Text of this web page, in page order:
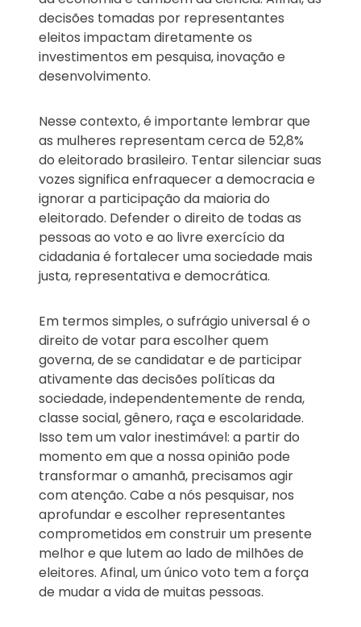
decisões tomadas por representantes
eleitos impactam diretamente os
investimentos em pesquisa, inovação e
desenvolvimento.
Nesse contexto, é importante lembrar que
as mulheres representam cerca de 52,8%
do eleitorado brasileiro. Tentar silenciar suas
vozes significa enfraquecer a democracia e
ignorar a participação da maioria do
eleitorado. Defender o direito de todas as
pessoas ao voto e ao livre exercício da
cidadania é fortalecer uma sociedade mais
justa, representativa e democrática.
Em termos simples, o sufrágio universal é o
direito de votar para escolher quem
governa, de se candidatar e de participar
ativamente das decisões políticas da
sociedade, independentemente de renda,
classe social, gênero, raça e escolaridade.
Isso tem um valor inestimável: a partir do
momento em que a nossa opinião pode
transformar o amanhã, precisamos agir
com atenção. Cabe a nós pesquisar, nos
aprofundar e escolher representantes
comprometidos em construir um presente
melhor e que lutem ao lado de milhões de
eleitores. Afinal, um único voto tem a força
de mudar a vida de muitas pessoas.